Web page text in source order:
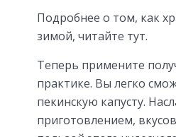
Подробнее о том, как
зимой, читайте тут.
Теперь примените
практике. Вы легко
пекинскую капусту.
приготовлением,